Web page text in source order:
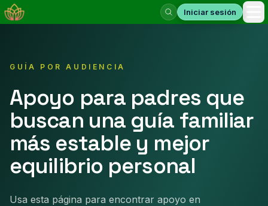
Iniciar sesión
GUÍA POR AUDIENCIA
Apoyo para padres que
buscan una guía familiar
más estable y mejor
equilibrio personal
Usa esta página para encontrar apoyo en